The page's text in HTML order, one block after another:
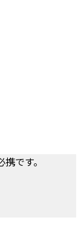
です。